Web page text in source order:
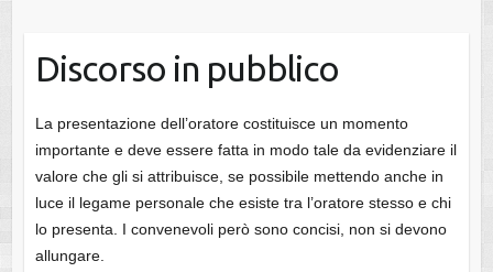
Discorso in pubblico
La presentazione dell’oratore costituisce un momento
importante e deve essere fatta in modo tale da evidenziare il
valore che gli si attribuisce, se possibile mettendo anche in
luce il legame personale che esiste tra l’oratore stesso e chi
lo presenta. I convenevoli però sono concisi, non si devono
allungare.